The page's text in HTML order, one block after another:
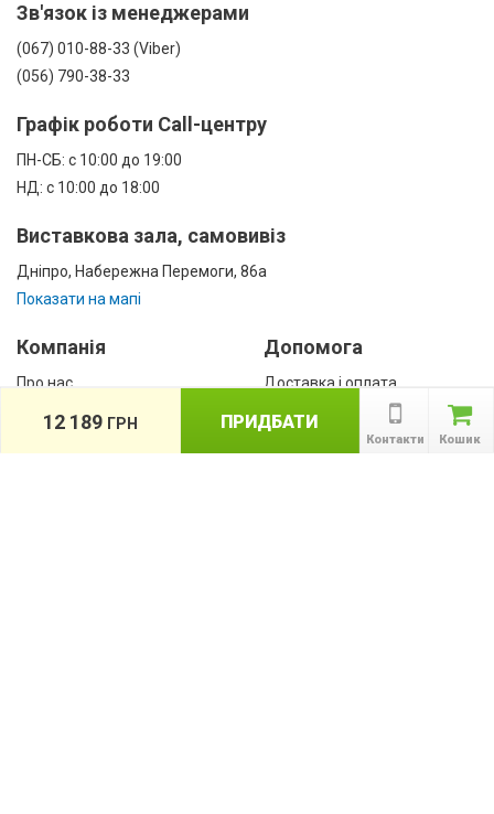
Зв'язок із менеджерами
(067) 010-88-33 (Viber)
(056) 790-38-33
Графік роботи Call-центру
ПН-СБ: с 10:00 до 19:00
НД: с 10:00 до 18:00
Виставкова зала, самовивіз
Дніпро, Набережна Перемоги, 86а
Показати на мапі
Компанія
Про нас
Допомога
Доставка і оплата
Кошик
Контакти
ПРИДБАТИ
12 189 ГРН